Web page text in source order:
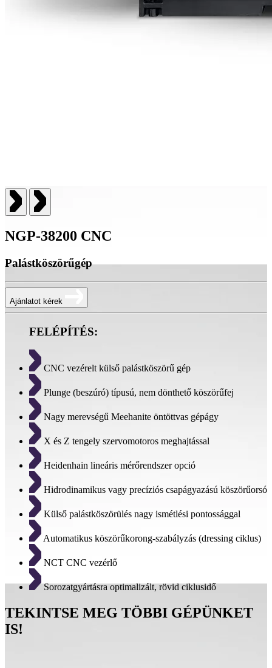
NGP-38200 CNC
Palástköszörűgép
Ajánlatot kérek
FELÉPÍTÉS:
CNC vezérelt külső palástköszörű gép
Plunge (beszúró) típusú, nem dönthető köszörűfej
Nagy merevségű Meehanite öntöttvas gépágy
X és Z tengely szervomotoros meghajtással
Heidenhain lineáris mérőrendszer opció
Hidrodinamikus vagy precíziós csapágyazású köszörűorsó
Külső palástköszörülés nagy ismétlési pontossággal
Automatikus köszörűkorong-szabályzás (dressing ciklus)
NCT CNC vezérlő
Sorozatgyártásra optimalizált, rövid ciklusidő
TEKINTSE MEG TÖBBI GÉPÜNKET
IS!